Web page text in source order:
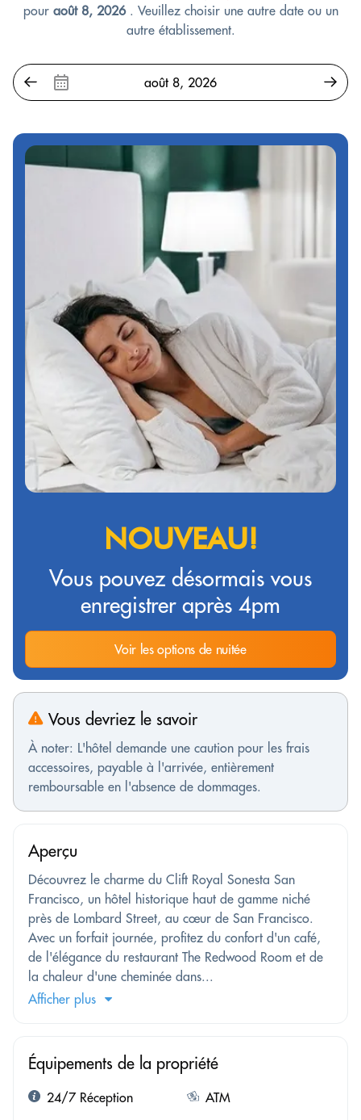
pour août 8, 2026. Veuillez choisir une autre date ou un
autre établissement.
NOUVEAU!
Vous pouvez désormais vous
enregistrer après 4pm
Voir les options de nuitée
Vous devriez le savoir
À noter: L'hôtel demande une caution pour les frais
accessoires, payable à l'arrivée, entièrement
remboursable en l'absence de dommages.
Aperçu
Découvrez le charme du Clift Royal Sonesta San
Francisco, un hôtel historique haut de gamme niché
près de Lombard Street, au cœur de San Francisco.
Avec un forfait journée, profitez du confort d'un café,
de l'élégance du restaurant The Redwood Room et de
la chaleur d'une cheminée dans...
Afficher plus
Équipements de la propriété
24/7 Réception ATM